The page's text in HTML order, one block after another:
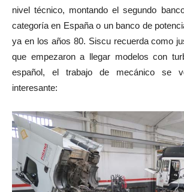
nivel técnico, montando el segundo
categoría en España o un banco de
ya en los años 80. Siscu recuerda como
que empezaron a llegar modelos con
español, el trabajo de mecánico se
interesante: